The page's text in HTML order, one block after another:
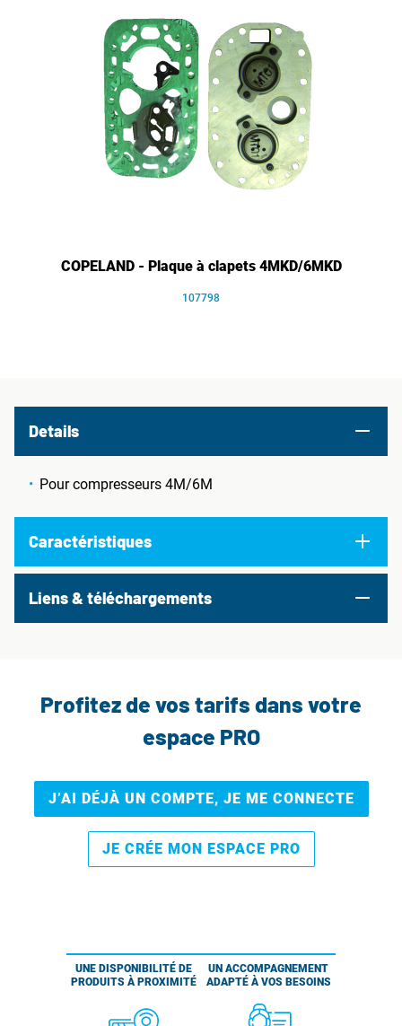
COPELAND - Plaque à clapets 4MKD/6MKD
107798
Details
Pour compresseurs 4M/6M
Caractéristiques
Liens & téléchargements
Profitez de vos tarifs dans votre
espace PRO
J’AI DÉJÀ UN COMPTE, JE ME CONNECTE
JE CRÉE MON ESPACE PRO
UNE DISPONIBILITÉ DE
PRODUITS À PROXIMITÉ
UN ACCOMPAGNEMENT
ADAPTÉ À VOS BESOINS